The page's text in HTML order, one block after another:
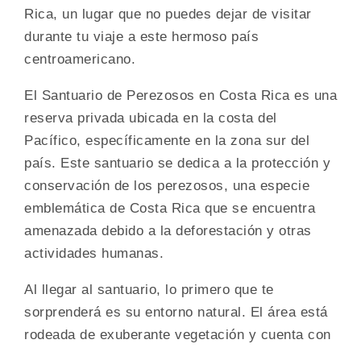
Rica, un lugar que no puedes dejar de visitar
durante tu viaje a este hermoso país
centroamericano.
El Santuario de Perezosos en Costa Rica es una
reserva privada ubicada en la costa del
Pacífico, específicamente en la zona sur del
país. Este santuario se dedica a la protección y
conservación de los perezosos, una especie
emblemática de Costa Rica que se encuentra
amenazada debido a la deforestación y otras
actividades humanas.
Al llegar al santuario, lo primero que te
sorprenderá es su entorno natural. El área está
rodeada de exuberante vegetación y cuenta con